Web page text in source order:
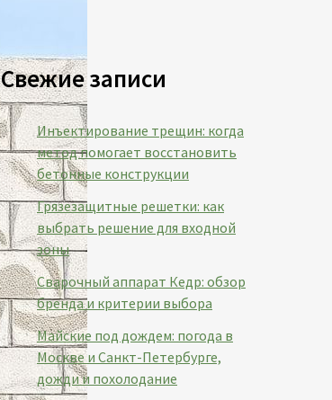
Свежие записи
Инъектирование трещин: когда
метод помогает восстановить
бетонные конструкции
Грязезащитные решетки: как
выбрать решение для входной
зоны
Сварочный аппарат Кедр: обзор
бренда и критерии выбора
Майские под дождем: погода в
Москве и Санкт-Петербурге,
дожди и похолодание